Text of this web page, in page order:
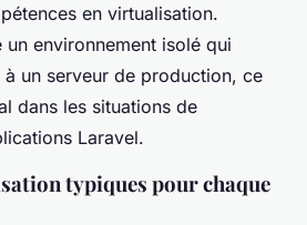
en virtualisation.
environnement isolé qui
à un serveur de production, ce
dans les situations de
Laravel.
typiques pour chaque